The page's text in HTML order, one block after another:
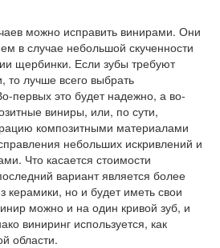
можно исправить винирами. Они
в случае небольшой скученности
щербинки. Если зубы требуют
то лучше всего выбрать
первых это будет надежно, а во-
виниры, или, по сути,
композитными материалами
небольших искривлений и
Что касается стоимости
вариант является более
но и будет иметь свои
можно и на один кривой зуб, и
виниринг используется, как
области.